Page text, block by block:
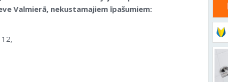
Valmierā, nekustamajiem īpašumiem: